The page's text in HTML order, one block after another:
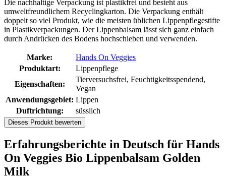
Die nachhaltige Verpackung ist plastikfrei und besteht aus
umweltfreundlichem Recyclingkarton. Die Verpackung enthält
doppelt so viel Produkt, wie die meisten üblichen Lippenpflegestifte
in Plastikverpackungen. Der Lippenbalsam lässt sich ganz einfach
durch Andrücken des Bodens hochschieben und verwenden.
Marke:
Hands On Veggies
Produktart:
Lippenpflege
Eigenschaften:
Tierversuchsfrei, Feuchtigkeitsspendend,
Vegan
Anwendungsgebiet: Lippen
Duftrichtung:
süsslich
Dieses Produkt bewerten
Erfahrungsberichte in Deutsch für Hands
On Veggies Bio Lippenbalsam Golden
Milk